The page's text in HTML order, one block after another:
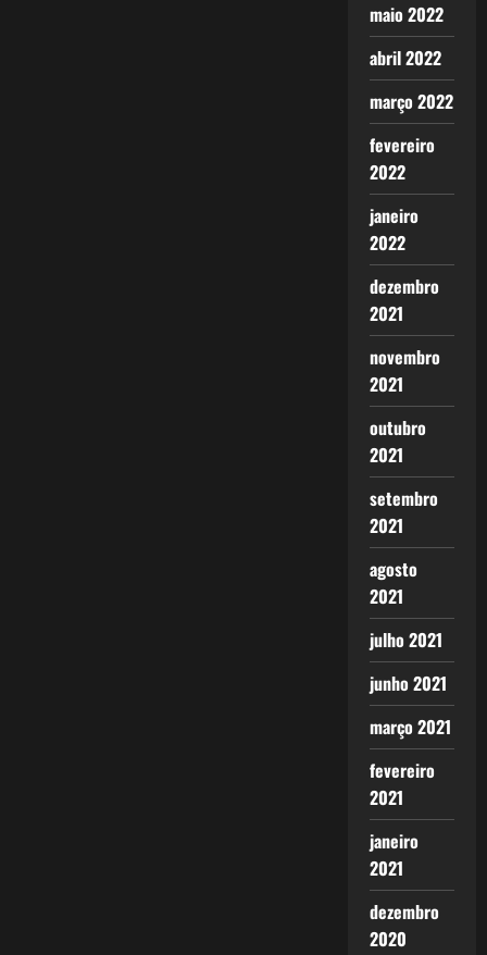
maio 2022
abril 2022
março 2022
fevereiro
2022
janeiro
2022
dezembro
2021
novembro
2021
outubro
2021
setembro
2021
agosto
2021
julho 2021
junho 2021
março 2021
fevereiro
2021
janeiro
2021
dezembro
2020